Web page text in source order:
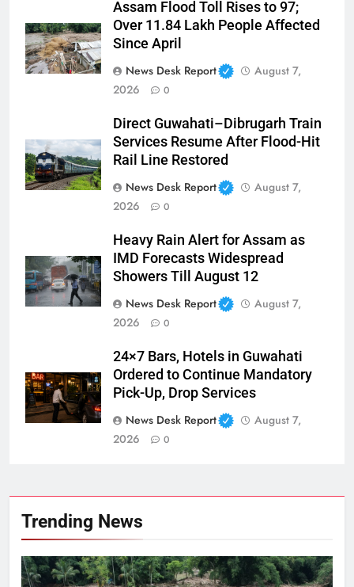
Assam Flood Toll Rises to 97;
Over 11.84 Lakh People Affected
Since April
News Desk Report
August 7,
2026
0
Direct Guwahati–Dibrugarh Train
Services Resume After Flood-Hit
Rail Line Restored
News Desk Report
August 7,
2026
0
Heavy Rain Alert for Assam as
IMD Forecasts Widespread
Showers Till August 12
News Desk Report
August 7,
2026
0
24×7 Bars, Hotels in Guwahati
Ordered to Continue Mandatory
Pick-Up, Drop Services
News Desk Report
August 7,
2026
0
Trending News